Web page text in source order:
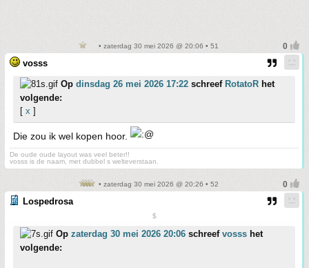
• zaterdag 30 mei 2026 @ 20:06 • 51
vosss
Op dinsdag 26 mei 2026 17:22 schreef RotatoR het
volgende:
[ x ]
Die zou ik wel kopen hoor.
De oude oude layout was veel beter!!
vosss is de naam, met dubbel s welteverstaan.
• zaterdag 30 mei 2026 @ 20:26 • 52
Lospedrosa
$
Op zaterdag 30 mei 2026 20:06 schreef vosss het
volgende: